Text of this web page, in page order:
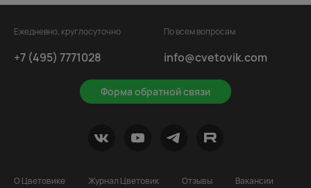
Ежедневно, круглосуточно
+7 (495) 7771028
Форма обратной связи
По всем вопросам
info@cvetovik.com
О Цветовике Журнал Цветовик Отзывы
Вакансии